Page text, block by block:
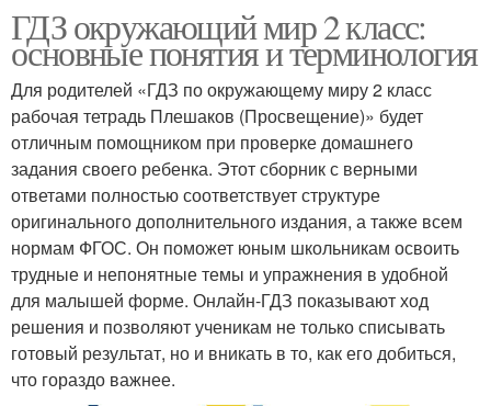
ГДЗ окружающий мир 2 класс:
основные понятия и терминология
Для родителей «ГДЗ по окружающему миру 2 класс
рабочая тетрадь Плешаков (Просвещение)» будет
отличным помощником при проверке домашнего
задания своего ребенка. Этот сборник с верными
ответами полностью соответствует структуре
оригинального дополнительного издания, а также всем
нормам ФГОС. Он поможет юным школьникам освоить
трудные и непонятные темы и упражнения в удобной
для малышей форме. Онлайн-ГДЗ показывают ход
решения и позволяют ученикам не только списывать
готовый результат, но и вникать в то, как его добиться,
что гораздо важнее.